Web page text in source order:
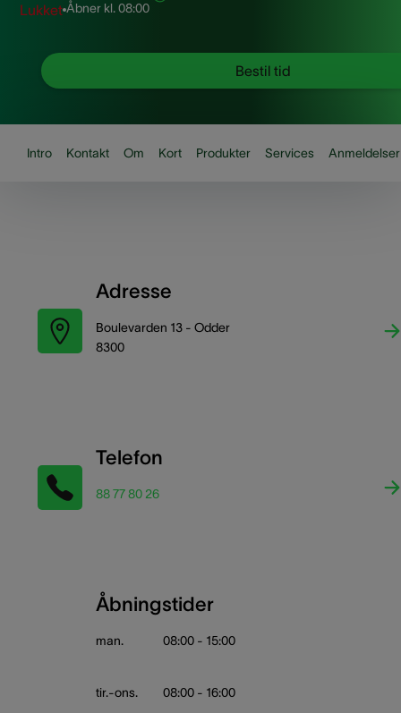
Lukket Åbner kl.08:00
Bestil tid
Intro Kontakt Om Kort Produkter Services Anmeldelser
Adresse
Boulevarden 13 - Odder
8300
Telefon
88 77 80 26
Åbningstider
man. 08:00 - 15:00
tir.-ons. 08:00 - 16:00